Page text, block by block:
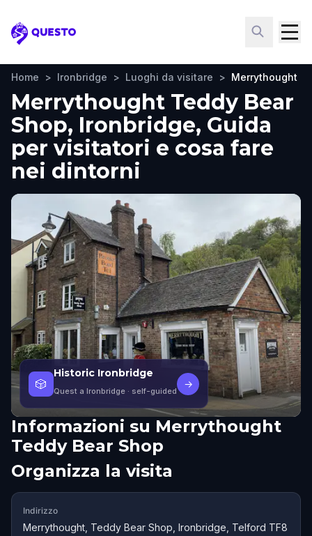
Questo
Home > Ironbridge > Luoghi da visitare > Merrythought
Merrythought Teddy Bear
Shop, Ironbridge, Guida
per visitatori e cosa fare
nei dintorni
🎲
Historic Ironbridge
Quest a Ironbridge · self-guided
→
Informazioni su Merrythought
Teddy Bear Shop
Organizza la visita
Indirizzo
Merrythought, Teddy Bear Shop, Ironbridge, Telford TF8